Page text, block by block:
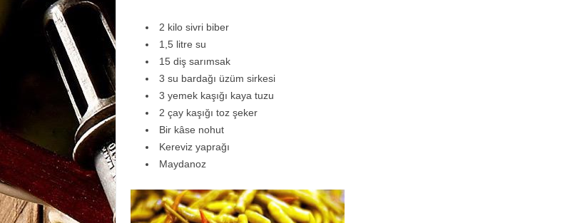
2 kilo sivri biber
1,5 litre su
15 diş sarımsak
3 su bardağı üzüm sirkesi
3 yemek kaşığı kaya tuzu
2 çay kaşığı toz şeker
Bir kâse nohut
Kereviz yaprağı
Maydanoz